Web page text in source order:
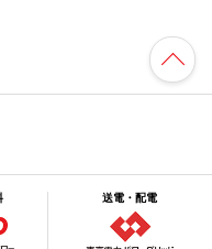
送電・配電